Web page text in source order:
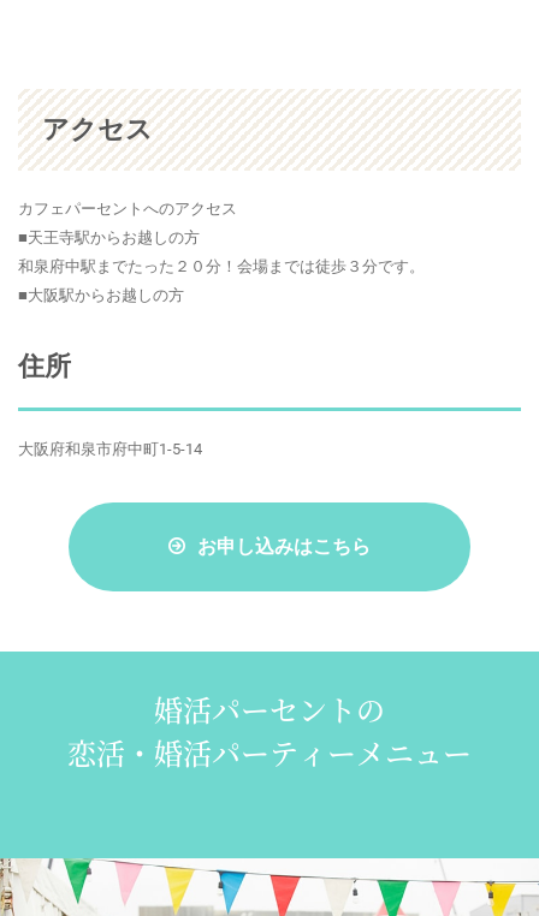
アクセス
カフェパーセントへのアクセス
■天王寺駅からお越しの方
和泉府中駅までたった２０分！会場までは徒歩３分です。
■大阪駅からお越しの方
住所
大阪府和泉市府中町1-5-14
お申し込みはこちら
婚活パーセントの
恋活・婚活パーティーメニュー